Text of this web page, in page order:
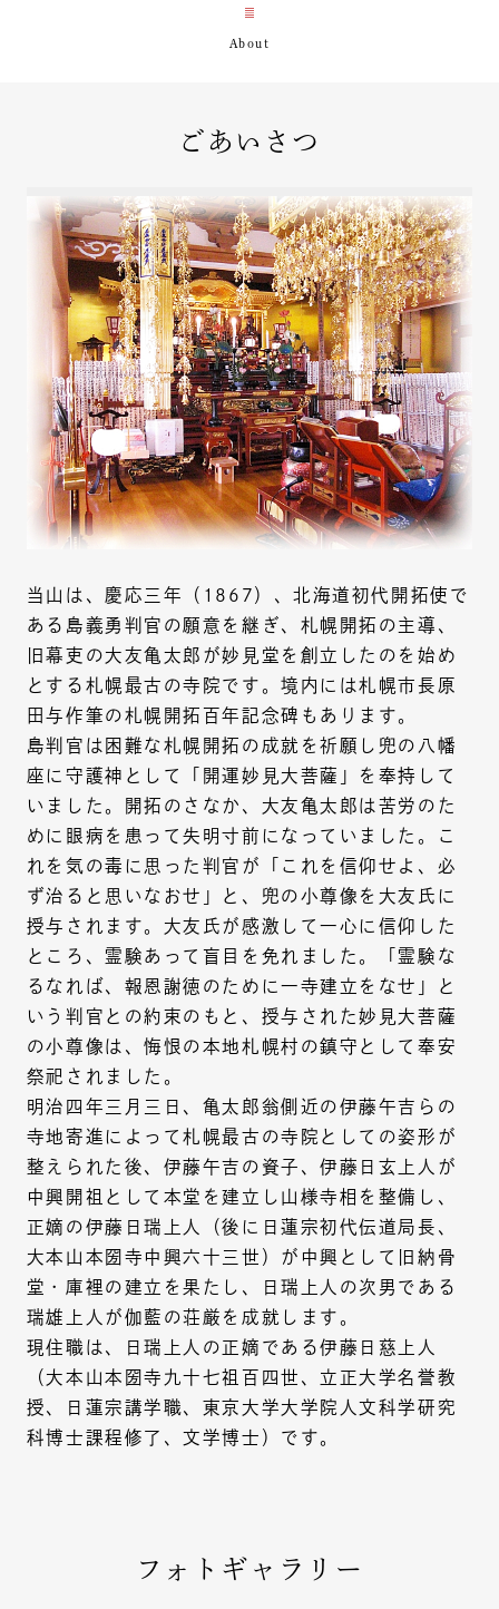
ごあいさつ
当山は、慶応三年（1867）、北海道初代開拓使で
ある島義勇判官の願意を継ぎ、札幌開拓の主導、
旧幕吏の大友亀太郎が妙見堂を創立したのを始め
とする札幌最古の寺院です。境内には札幌市長原
田与作筆の札幌開拓百年記念碑もあります。
島判官は困難な札幌開拓の成就を祈願し兜の八幡
座に守護神として「開運妙見大菩薩」を奉持して
いました。開拓のさなか、大友亀太郎は苦労のた
めに眼病を患って失明寸前になっていました。こ
れを気の毒に思った判官が「これを信仰せよ、必
ず治ると思いなおせ」と、兜の小尊像を大友氏に
授与されます。大友氏が感激して一心に信仰した
ところ、霊験あって盲目を免れました。「霊験な
るなれば、報恩謝徳のために一寺建立をなせ」と
いう判官との約束のもと、授与された妙見大菩薩
の小尊像は、悔恨の本地札幌村の鎮守として奉安
祭祀されました。
明治四年三月三日、亀太郎翁側近の伊藤午吉らの
寺地寄進によって札幌最古の寺院としての姿形が
整えられた後、伊藤午吉の資子、伊藤日玄上人が
中興開祖として本堂を建立し山様寺相を整備し、
正嫡の伊藤日瑞上人（後に日蓮宗初代伝道局長、
大本山本圀寺中興六十三世）が中興として旧納骨
堂・庫裡の建立を果たし、日瑞上人の次男である
瑞雄上人が伽藍の荘厳を成就します。
現住職は、日瑞上人の正嫡である伊藤日慈上人
（大本山本圀寺九十七祖百四世、立正大学名誉教
授、日蓮宗講学職、東京大学大学院人文科学研究
科博士課程修了、文学博士）です。
フォトギャラリー